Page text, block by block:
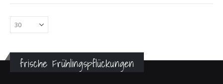
frische Frühlingspflückungen